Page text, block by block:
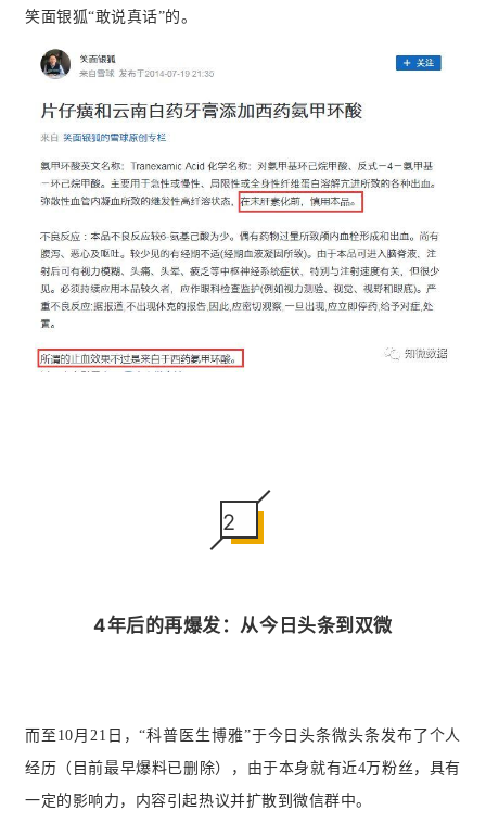
笑面银狐“敢说真话”的。
2
4年后的再爆发：从今日头条到双微
而至10月21日，“科普医生博雅”于今日头条微头条发布了个人
经历（目前最早爆料已删除），由于本身就有近4万粉丝，具有
一定的影响力，内容引起热议并扩散到微信群中。